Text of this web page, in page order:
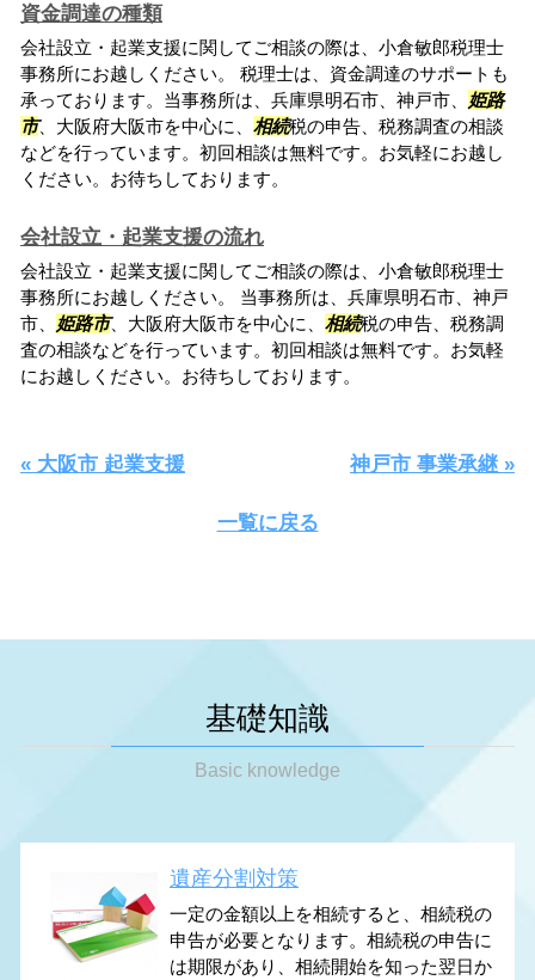
資金調達の種類
会社設立・起業支援に関してご相談の際は、小倉敏郎税理士
事務所にお越しください。 税理士は、資金調達のサポートも
承っております。当事務所は、兵庫県明石市、神戸市、 姫路
市、大阪府大阪市を中心に、 相続税の申告、税務調査の相談
などを行っています。初回相談は無料です。お気軽にお越し
ください。お待ちしております。
会社設立・起業支援の流れ
会社設立・起業支援に関してご相談の際は、小倉敏郎税理士
事務所にお越しください。 当事務所は、兵庫県明石市、神戸
市、 姫路市、大阪府大阪市を中心に、 相続税の申告、税務調
査の相談などを行っています。初回相談は無料です。お気軽
にお越しください。お待ちしております。
« 大阪市 起業支援 神戸市 事業承継 »
一覧に戻る
基礎知識
Basic knowledge
遺産分割対策
一定の金額以上を相続すると、相続税の
申告が必要となります。相続税の申告に
は期限があり、相続開始を知った翌日か